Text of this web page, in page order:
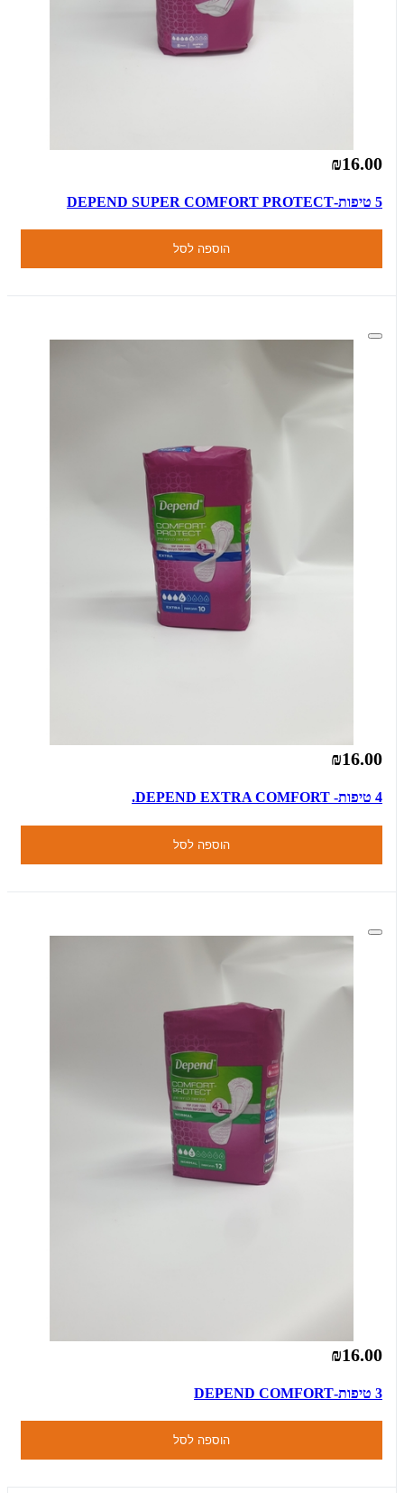
₪16.00
5 טיפות-DEPEND SUPER COMFORT PROTECT
הוספה לסל
₪16.00
4 טיפות- DEPEND EXTRA COMFORT.
הוספה לסל
₪16.00
3 טיפות-DEPEND COMFORT
הוספה לסל